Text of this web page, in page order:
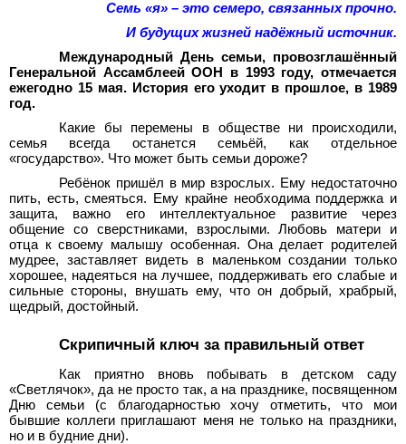
Семь «я» – это семеро, связанных прочно.
И будущих жизней надёжный источник.
Международный День семьи, провозглашённый
Генеральной Ассамблеей ООН в 1993 году, отмечается
ежегодно 15 мая. История его уходит в прошлое, в 1989
год.
Какие бы перемены в обществе ни происходили,
семья всегда останется семьёй, как отдельное
«государство». Что может быть семьи дороже?
Ребёнок пришёл в мир взрослых. Ему недостаточно
пить, есть, смеяться. Ему крайне необходима поддержка и
защита, важно его интеллектуальное развитие через
общение со сверстниками, взрослыми. Любовь матери и
отца к своему малышу особенная. Она делает родителей
мудрее, заставляет видеть в маленьком создании только
хорошее, надеяться на лучшее, поддерживать его слабые и
сильные стороны, внушать ему, что он добрый, храбрый,
щедрый, достойный.
Скрипичный ключ за правильный ответ
Как приятно вновь побывать в детском саду
«Светлячок», да не просто так, а на празднике, посвященном
Дню семьи (с благодарностью хочу отметить, что мои
бывшие коллеги приглашают меня не только на праздники,
но и в будние дни).